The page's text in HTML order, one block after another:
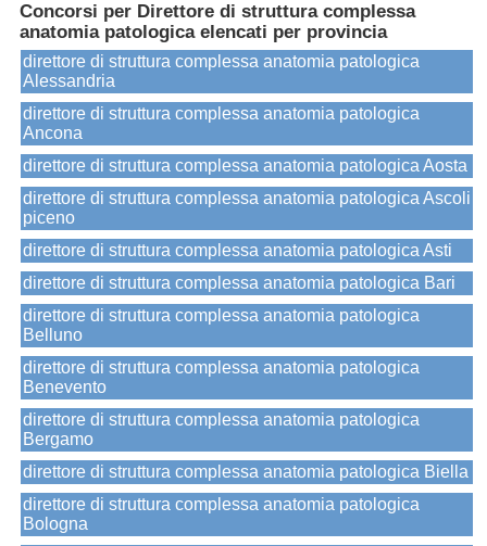
Concorsi per Direttore di struttura complessa
anatomia patologica elencati per provincia
direttore di struttura complessa anatomia patologica
Alessandria
direttore di struttura complessa anatomia patologica
Ancona
direttore di struttura complessa anatomia patologica Aosta
direttore di struttura complessa anatomia patologica Ascoli
piceno
direttore di struttura complessa anatomia patologica Asti
direttore di struttura complessa anatomia patologica Bari
direttore di struttura complessa anatomia patologica
Belluno
direttore di struttura complessa anatomia patologica
Benevento
direttore di struttura complessa anatomia patologica
Bergamo
direttore di struttura complessa anatomia patologica Biella
direttore di struttura complessa anatomia patologica
Bologna